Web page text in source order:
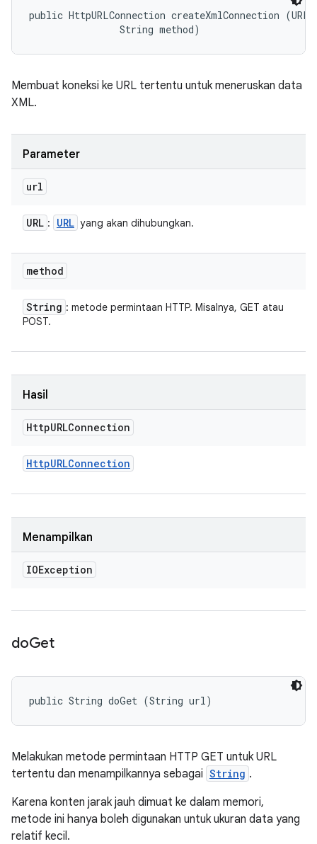
public HttpURLConnection createXmlConnection
                String method)
Membuat koneksi ke URL tertentu untuk meneruskan data
XML.
Parameter
url
URL : URL yang akan dihubungkan.
method
String : metode permintaan HTTP. Misalnya, GET atau
POST.
Hasil
HttpURLConnection
HttpURLConnection
Menampilkan
IOException
doGet
public String doGet (String url)
Melakukan metode permintaan HTTP GET untuk URL
tertentu dan menampilkannya sebagai String .
Karena konten jarak jauh dimuat ke dalam memori,
metode ini hanya boleh digunakan untuk ukuran data yang
relatif kecil.